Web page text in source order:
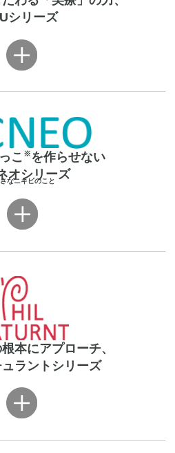
リアを一覧で見る
シリーズ
美容液／マスク
こ ※ を作らせない
オシリーズ
なニキビのこと
乳液
モイスチュアライザー
本にアプローチ、
ラントシリーズ